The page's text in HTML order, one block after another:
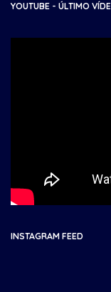
YOUTUBE - ÚLTIMO
INSTAGRAM FEED